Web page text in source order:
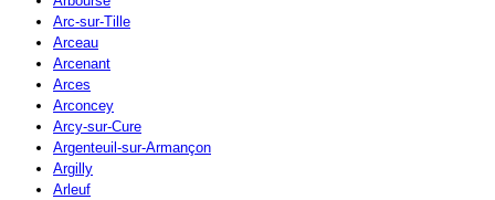
Arc-sur-Tille
Arceau
Arcenant
Arces
Arconcey
Arcy-sur-Cure
Argenteuil-sur-Armançon
Argilly
Arleuf